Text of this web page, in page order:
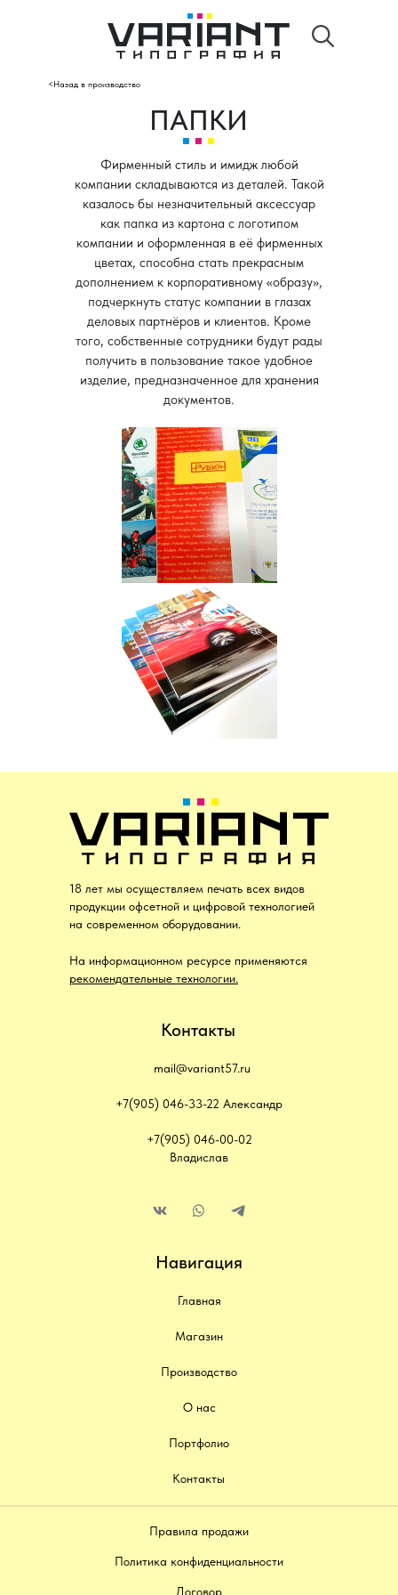
ПАПКИ
Фирменный стиль и имидж любой
компании складываются из деталей. Такой
казалось бы незначительный аксессуар
как папка из картона с логотипом
компании и оформленная в её фирменных
цветах, способна стать прекрасным
дополнением к корпоративному «образу»,
подчеркнуть статус компании в глазах
деловых партнёров и клиентов. Кроме
того, собственные сотрудники будут рады
получить в пользование такое удобное
изделие, предназначенное для хранения
документов.
<Назад в производство
Главная
Магазин
Производство
Портфолио
О нас
Контакты
Навигация
18 лет мы осуществляем печать всех видов
продукции офсетной и цифровой технологией
на современном оборудовании.
На информационном ресурсе применяются
рекомендательные технологии.
Контакты
mail@variant57.ru
+7(905) 046-33-22 Александр
+7(905) 046-00-02
Владислав
Правила продажи
Политика конфиденциальности
Договор